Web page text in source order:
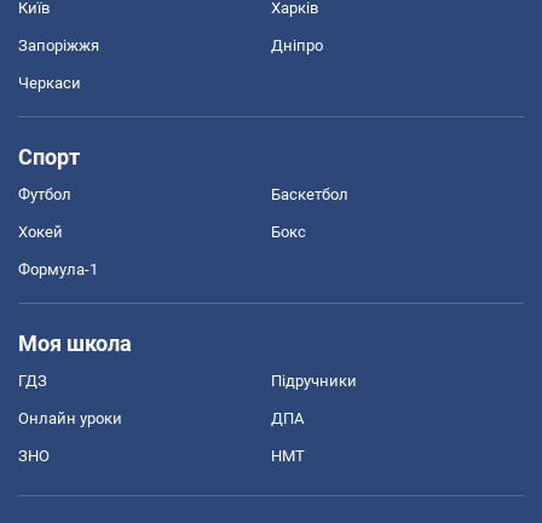
Київ Харків
Запоріжжя Дніпро
Черкаси
Спорт
Футбол Баскетбол
Хокей Бокс
Формула-1
Моя школа
ГДЗ Підручники
Онлайн уроки ДПА
ЗНО НМТ